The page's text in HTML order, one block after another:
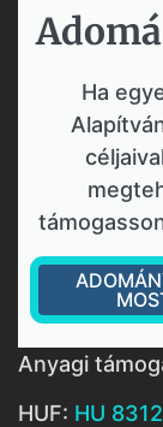
Ha
Anyagi
HUF: HU